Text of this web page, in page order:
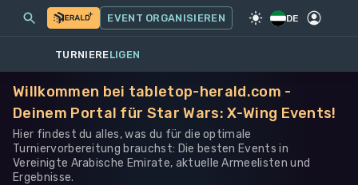
SPIEL·STAR WARS: X-WING
MEINE EVENTS MEHR
EVENT ORGANISIEREN DE
TURNIERELIGEN
Willkommen bei tabletop-herald.com -
Deinem Portal für Star Wars: X-Wing Events!
Hier findest du alles, was du für die optimale
Turniervorbereitung brauchst: Die besten Events in
Vereinigte Arabische Emirate, aktuelle Armeelisten und
Ergebnisse.